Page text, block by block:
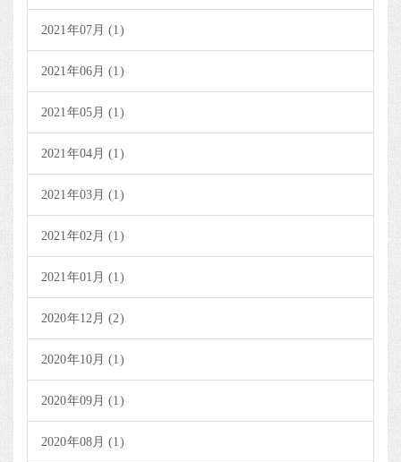
2021年07月 (1)
2021年06月 (1)
2021年05月 (1)
2021年04月 (1)
2021年03月 (1)
2021年02月 (1)
2021年01月 (1)
2020年12月 (2)
2020年10月 (1)
2020年09月 (1)
2020年08月 (1)